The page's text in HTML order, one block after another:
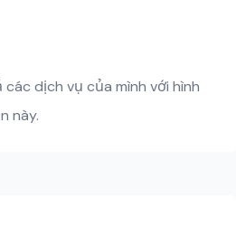
dịch vụ của mình với hình
này.